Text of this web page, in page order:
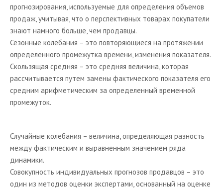
Форумы маркетологов
прогнозирования, используемые для определения объемов
продаж, учитывая, что о перспективных товарах покупатели
знают намного больше, чем продавцы.
Сезонные колебания – это повторяющиеся на протяжении
определенного промежутка времени, изменения показателя.
Скользящая средняя – это средняя величина, которая
рассчитывается путем замены фактического показателя его
средним арифметическим за определенный временной
промежуток.
Случайные колебания – величина, определяющая разность
между фактическим и выравненным значением ряда
динамики.
Совокупность индивидуальных прогнозов продавцов – это
один из методов оценки экспертами, основанный на оценке